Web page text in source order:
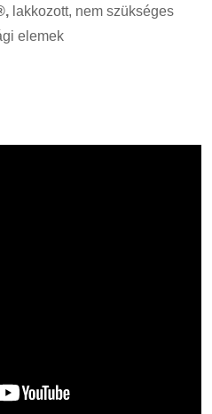
lakkozott, nem szükséges
elemek